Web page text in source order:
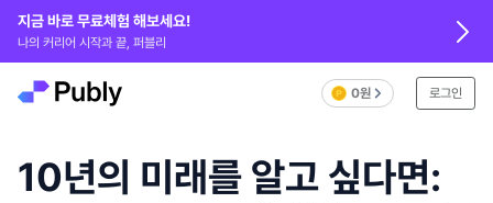
지금 바로 무료체험 해보세요!
나의 커리어 시작과 끝, 퍼블리
0원 로그인
10년의 미래를 알고 싶다면: